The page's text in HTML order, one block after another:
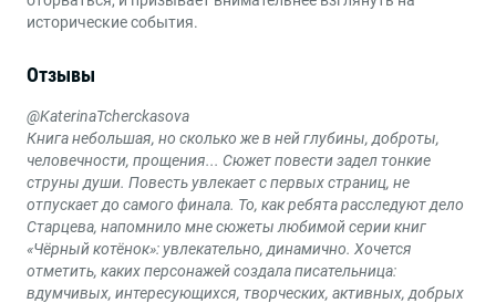
исторические события.
Отзывы
@KaterinaTcherckasova
Книга небольшая, но сколько же в ней глубины, доброты,
человечности, прощения... Сюжет повести задел тонкие
струны души. Повесть увлекает с первых страниц, не
отпускает до самого финала. То, как ребята расследуют дело
Старцева, напомнило мне сюжеты любимой серии книг
«Чёрный котёнок»: увлекательно, динамично. Хочется
отметить, каких персонажей создала писательница:
вдумчивых, интересующихся, творческих, активных, добрых